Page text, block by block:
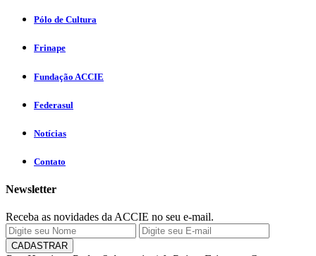
Pólo de Cultura
Frinape
Fundação ACCIE
Federasul
Notícias
Contato
Newsletter
Receba as novidades da ACCIE no seu e-mail.